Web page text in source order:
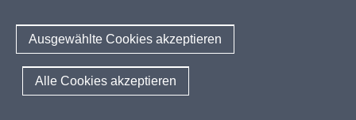
Ausgewählte Cookies akzeptieren
Alle Cookies akzeptieren
Berichtswesen Weiterbildung
ElternMitWirkung NRW
KI:EB
Amtsblattabonnieren
© 2026 QUA-LiS
Fußzeile
Impressum Datenschutzerklärung